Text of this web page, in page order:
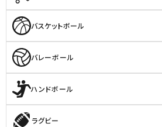
バスケットボール
バレーボール
ハンドボール
ラグビー